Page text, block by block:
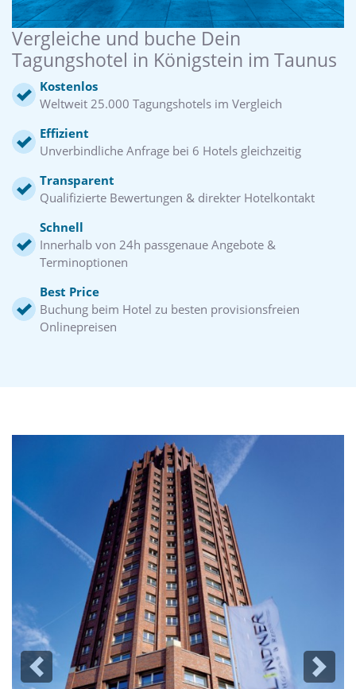
Vergleiche und buche Dein
Tagungshotel in Königstein im Taunus
Kostenlos
Weltweit 25.000 Tagungshotels im Vergleich
Effizient
Unverbindliche Anfrage bei 6 Hotels gleichzeitig
Transparent
Qualifizierte Bewertungen & direkter Hotelkontakt
Schnell
Innerhalb von 24h passgenaue Angebote &
Terminoptionen
Best Price
Buchung beim Hotel zu besten provisionsfreien
Onlinepreisen
Previous Next